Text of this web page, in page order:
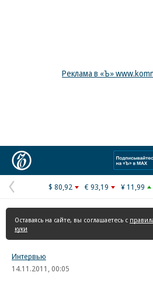
Реклама в «Ъ»
Предыдущая
страница
$ 80,92 € 93,19 ¥ 11,99
Оставаясь на сайте, вы соглашаетесь с
куки
Интервью
14.11.2011, 00:05